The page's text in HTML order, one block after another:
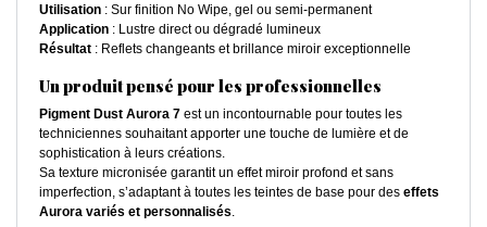
Utilisation : Sur finition No Wipe, gel ou semi-permanent
Application : Lustre direct ou dégradé lumineux
Résultat : Reflets changeants et brillance miroir exceptionnelle
Un produit pensé pour les professionnelles
Pigment Dust Aurora 7 est un incontournable pour toutes les
techniciennes souhaitant apporter une touche de lumière et de
sophistication à leurs créations.
Sa texture micronisée garantit un effet miroir profond et sans
imperfection, s’adaptant à toutes les teintes de base pour des effets
Aurora variés et personnalisés.